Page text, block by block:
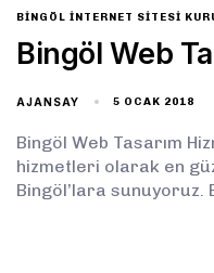
BINGÖL İNTERNET SITESI
Bingöl Web
AJANSAY 5 OCAK 2018
Bingöl Web Tasarım
hizmetleri olarak en
Bingöl’lara sunuyoruz.